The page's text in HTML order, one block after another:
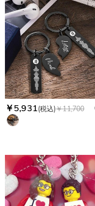
￥5,931(税込)￥11,700